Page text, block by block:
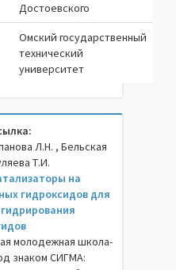
Достоевского
Омский государственный
технический
университет
Л.Н. , Бельская
Т.И.
на
гидроксидов для
молодежная школа-
знаком СИГМА: